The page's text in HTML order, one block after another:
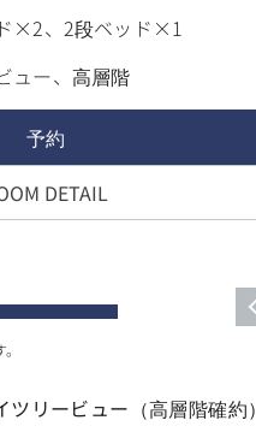
×2、2段ベッド×1
ュー、高層階
予約
DETAIL
リービュー（高層階確約）